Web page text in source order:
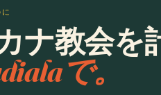
ナ教会を
で。